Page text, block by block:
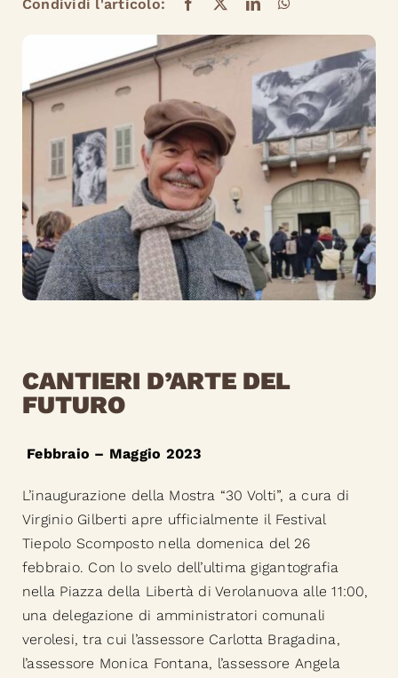
Condividi l'articolo:
CANTIERI D’ARTE DEL
FUTURO
Febbraio – Maggio 2023
L’inaugurazione della Mostra “30 Volti”, a cura di
Virginio Gilberti apre ufficialmente il Festival
Tiepolo Scomposto nella domenica del 26
febbraio. Con lo svelo dell’ultima gigantografia
nella Piazza della Libertà di Verolanuova alle 11:00,
una delegazione di amministratori comunali
verolesi, tra cui l’assessore Carlotta Bragadina,
l’assessore Monica Fontana, l’assessore Angela